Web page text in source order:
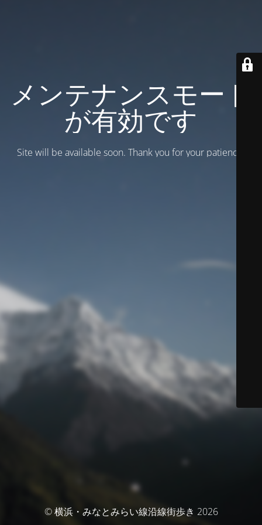
メンテナンスモード
が有効です
Site will be available soon. Thank you for your patience!
© 横浜・みなとみらい線沿線街歩き 2026